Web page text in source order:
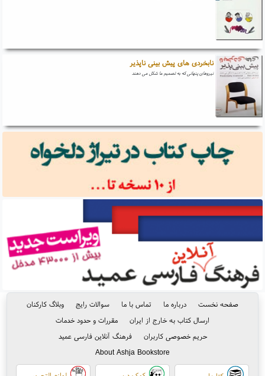
نابخردی های پیش بینی ناپذیر
نیروهای پنهانی که به تصمیم ما شکل می دهند
صفحه نخست درباره ما تماس با ما سوالات رایج
وبلاگ کارکنان
ارسال کتاب به خارج از ایران
مقررات و حدود خدمات
حریم خصوصی کاربران
فرهنگ آنلاین فارسی عمید
About Ashja Bookstore